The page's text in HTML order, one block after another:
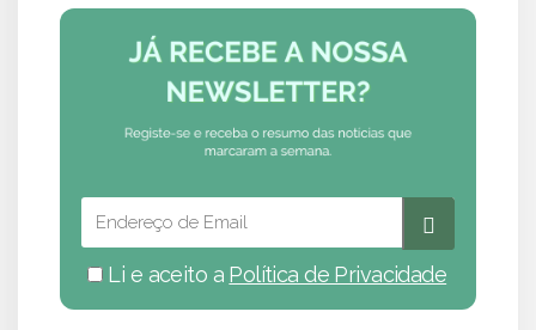
Li e aceito a Política de Privacidade